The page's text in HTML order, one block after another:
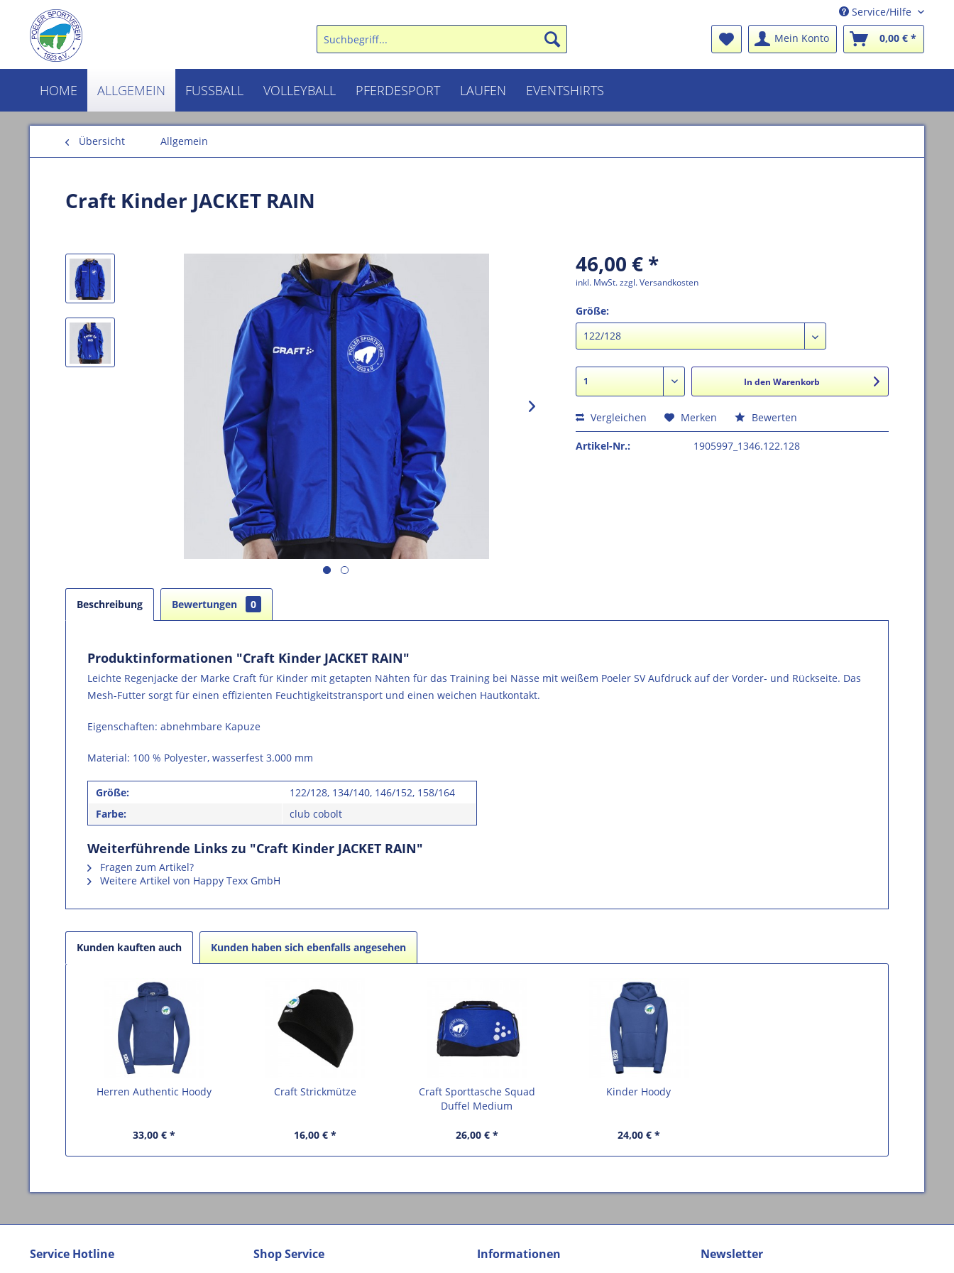
Service/Hilfe
Mein Konto
0,00 € *
HOME ALLGEMEIN FUSSBALL VOLLEYBALL PFERDESPORT LAUFEN EVENTSHIRTS
Übersicht Allgemein
Craft Kinder JACKET RAIN
46,00 € *
inkl. MwSt.zzgl. Versandkosten
Größe:
In den Warenkorb
Vergleichen Merken Bewerten
Artikel-Nr.: 1905997_1346.122.128
Beschreibung Bewertungen 0
Produktinformationen "Craft Kinder JACKET RAIN"
Leichte Regenjacke der Marke Craft für Kinder mit getapten Nähten für das Training bei Nässe mit weißem Poeler SV Aufdruck auf der Vorder- und Rückseite. Das
Mesh-Futter sorgt für einen effizienten Feuchtigkeitstransport und einen weichen Hautkontakt.
Eigenschaften: abnehmbare Kapuze
Material: 100 % Polyester, wasserfest 3.000 mm
Größe:
122/128, 134/140, 146/152, 158/164
Farbe:
club cobolt
Weiterführende Links zu "Craft Kinder JACKET RAIN"
Fragen zum Artikel?
Weitere Artikel von Happy Texx GmbH
Kunden kauften auch Kunden haben sich ebenfalls angesehen
Herren Authentic Hoody
33,00 € *
Craft Strickmütze
16,00 € *
Craft Sporttasche Squad
Duffel Medium
26,00 € *
Kinder Hoody
24,00 € *
Service Hotline Shop Service Informationen Newsletter